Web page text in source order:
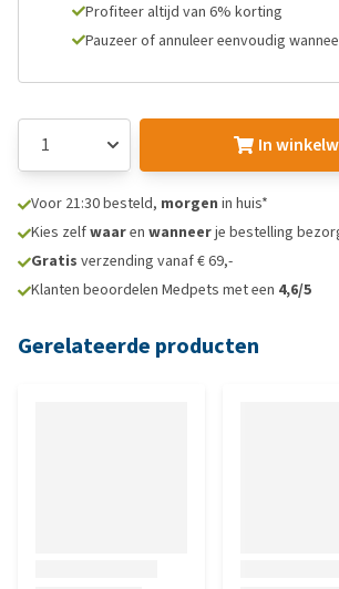
Profiteer altijd van 6% korting
Pauzeer of annuleer eenvoudig
In
Voor 21:30 besteld, morgen in huis*
Kies zelfwaaren wanneerje bestelling
Gratis verzending vanaf € 69,-
Klanten beoordelen Medpets met een 4,6/5
Gerelateerde producten